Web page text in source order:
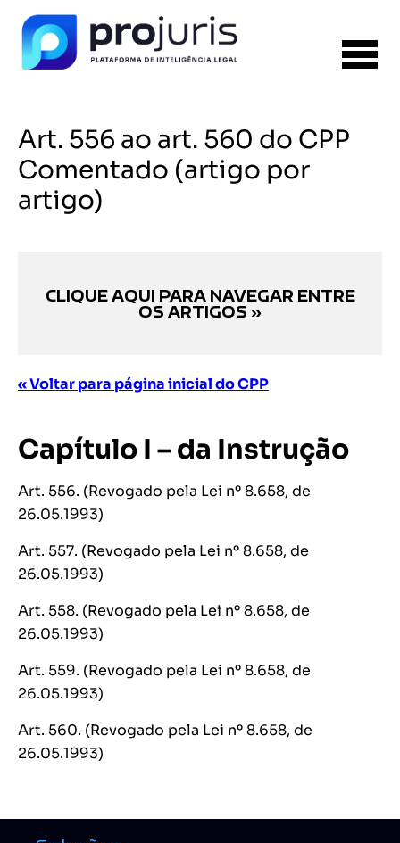
Art. 556 ao art. 560 do CPP
Comentado (artigo por
artigo)
CLIQUE AQUI PARA NAVEGAR ENTRE
OS ARTIGOS »
« Voltar para página inicial do CPP
Capítulo I – da Instrução
Art. 556. (Revogado pela Lei nº 8.658, de
26.05.1993)
Art. 557. (Revogado pela Lei nº 8.658, de
26.05.1993)
Art. 558. (Revogado pela Lei nº 8.658, de
26.05.1993)
Art. 559. (Revogado pela Lei nº 8.658, de
26.05.1993)
Art. 560. (Revogado pela Lei nº 8.658, de
26.05.1993)